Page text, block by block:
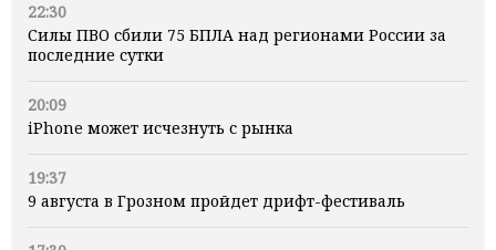
22:30
Силы ПВО сбили 75 БПЛА над регионами России за
последние сутки
20:09
iPhone может исчезнуть с рынка
19:37
9 августа в Грозном пройдет дрифт-фестиваль